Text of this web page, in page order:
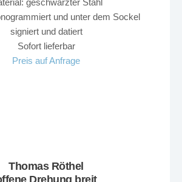
geschwärzter Stahl
und unter dem Sockel
signiert und datiert
Sofort lieferbar
Preis auf Anfrage
Thomas Röthel
Drehung breit